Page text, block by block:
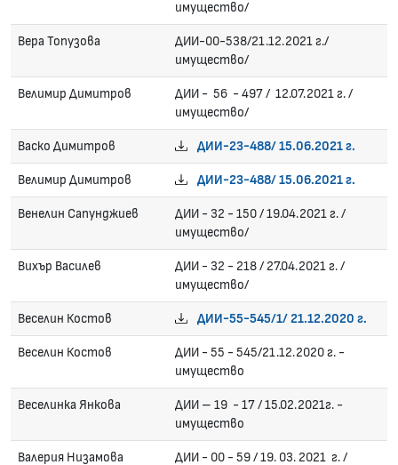
имущество/
Вера Топузова
ДИИ-00-538/21.12.2021 г./
имущество/
Велимир Димитров
ДИИ - 56 - 497 / 12.07.2021 г. /
имущество/
Васко Димитров ДИИ-23-488/ 15.06.2021 г.
Велимир Димитров ДИИ-23-488/ 15.06.2021 г.
Венелин Сапунджиев
ДИИ - 32 - 150 / 19.04.2021 г. /
имущество/
Вихър Василев
ДИИ - 32 - 218 / 27.04.2021 г. /
имущество/
Веселин Костов ДИИ-55-545/1/ 21.12.2020 г.
Веселин Костов
ДИИ - 55 - 545/21.12.2020 г. -
имущество
Веселинка Янкова
ДИИ – 19 - 17 / 15.02.2021г. -
имущество
Валерия Низамова
ДИИ - 00 - 59 / 19. 03. 2021 г. /